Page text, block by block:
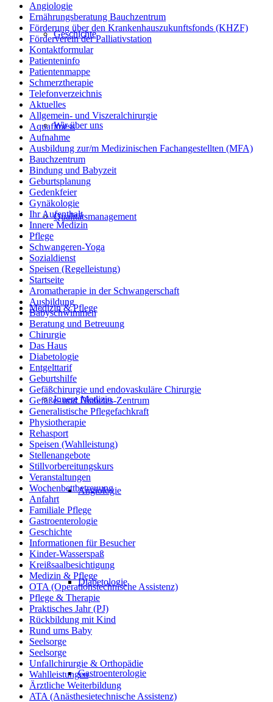
Geschichte
Wir über uns
Qualitätsmanagement
Medizin & Pflege
Innere Medizin
Angiologie
Diabetologie
Gastroenterologie
Angiologie
Ernährungsberatung Bauchzentrum
Förderung über den Krankenhauszukunftsfonds (KHZF)
Förderverein der Palliativstation
Kontaktformular
Patienteninfo
Patientenmappe
Schmerztherapie
Telefonverzeichnis
Aktuelles
Allgemein- und Viszeralchirurgie
Aquafitness
Aufnahme
Ausbildung zur/m Medizinischen Fachangestellten (MFA)
Bauchzentrum
Bindung und Babyzeit
Geburtsplanung
Gedenkfeier
Gynäkologie
Ihr Aufenthalt
Innere Medizin
Pflege
Schwangeren-Yoga
Sozialdienst
Speisen (Regelleistung)
Startseite
Aromatherapie in der Schwangerschaft
Ausbildung
Babyschwimmen
Beratung und Betreuung
Chirurgie
Das Haus
Diabetologie
Entgelttarif
Geburtshilfe
Gefäßchirurgie und endovaskuläre Chirurgie
Gefäße- und Diabetes-Zentrum
Generalistische Pflegefachkraft
Physiotherapie
Rehasport
Speisen (Wahlleistung)
Stellenangebote
Stillvorbereitungskurs
Veranstaltungen
Wochenbettbetreuung
Anfahrt
Familiale Pflege
Gastroenterologie
Geschichte
Informationen für Besucher
Kinder-Wasserspaß
Kreißsaalbesichtigung
Medizin & Pflege
OTA (Operationstechnische Assistenz)
Pflege & Therapie
Praktisches Jahr (PJ)
Rückbildung mit Kind
Rund ums Baby
Seelsorge
Seelsorge
Unfallchirurgie & Orthopädie
Wahlleistungen
Ärztliche Weiterbildung
ATA (Anästhesietechnische Assistenz)